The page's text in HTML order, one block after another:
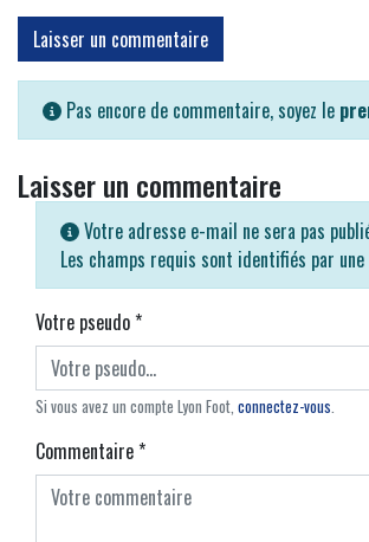
Laisser un commentaire
Pas encore de commentaire, soyez le
Laisser un commentaire
Votre adresse e-mail ne sera pas
Les champs requis sont identifiés par
Votre pseudo*
Si vous avez un compte Lyon Foot, connectez-vous.
Commentaire*